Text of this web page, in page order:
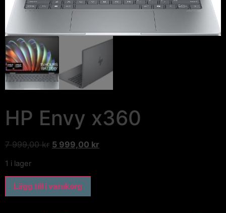
HP Envy x360
7 999,00kr 5 999,00 kr
1 i lager
Lägg till i varukorg